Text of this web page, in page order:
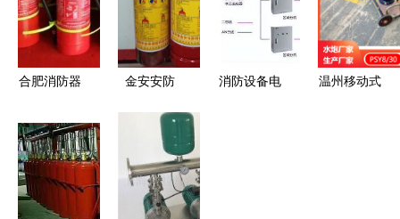
严查
同之困
合肥消防器
知识
金安安防
部认证的
2Kg手提式
干粉灭火器
全面解析
消防设备电
温州移动式